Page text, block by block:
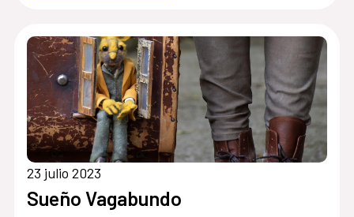
23 julio 2023
Sueño Vagabundo